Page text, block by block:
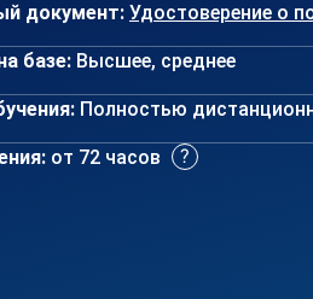
документ: Удостоверение о
базе: Высшее, среднее
Полностью
от 72 часов